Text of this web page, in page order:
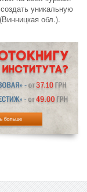
уникальную
обл.).